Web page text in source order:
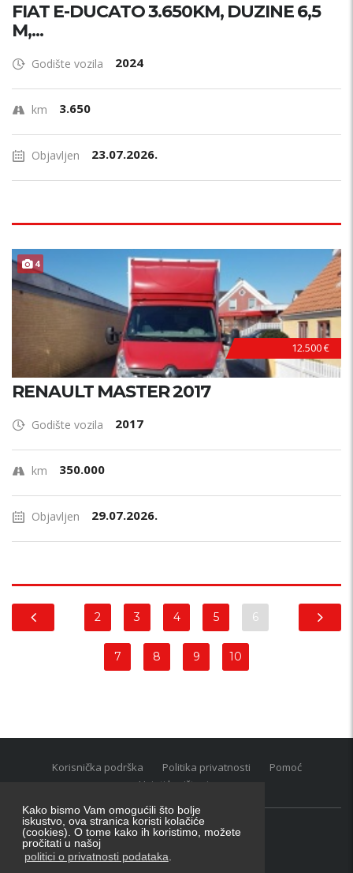
Kako bismo Vam omogućili što bolje
iskustvo, ova stranica koristi kolačiće
(cookies). O tome kako ih koristimo, možete
pročitati u našoj
politici o privatnosti podataka
FIAT E-DUCATO 3.650KM, DUZINE 6,5
M,...
Godište vozila 2024
km 3.650
Objavljen 23.07.2026.
4
12.500 €
RENAULT MASTER 2017
Godište vozila 2017
km 350.000
Objavljen 29.07.2026.
2 3 4 5 6
7 8 9 10
Korisnička podrška Politika privatnosti
Pomoć
Uvjeti korištenja
Oglasnik grupacija:posao.hr|oglasnik.hr|auti.hr
Tečaj za konverziju u EUR valutu: 1 euro = 7.53450 kn